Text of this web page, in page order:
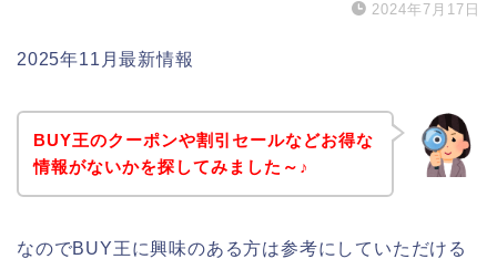
2024年7月17日
2025年11月最新情報
BUY王のクーポンや割引セールなどお得な
情報がないかを探してみました～♪
なのでBUY王に興味のある方は参考にしていただける